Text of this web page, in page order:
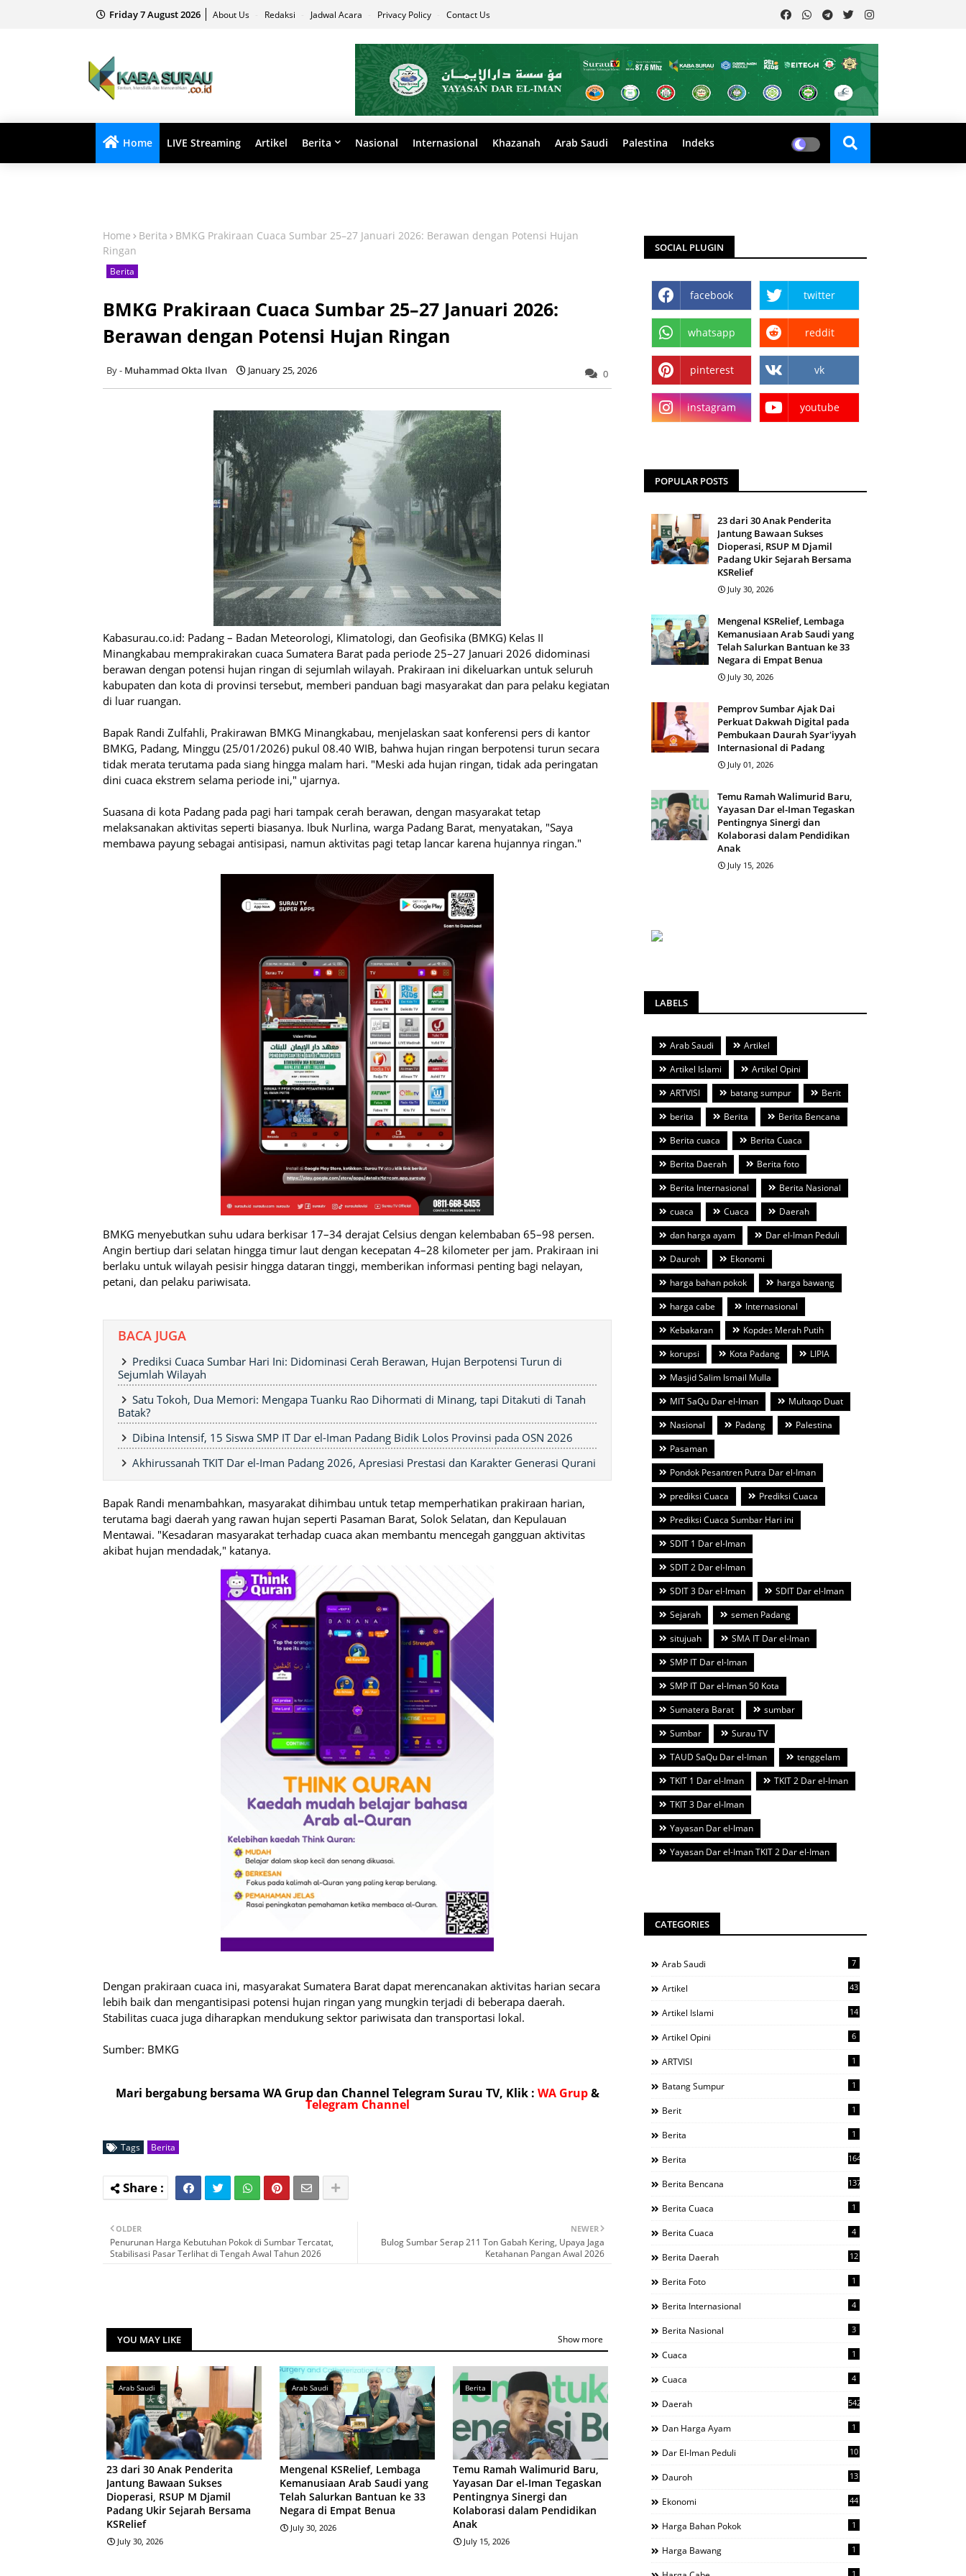
Friday 7 August 2026 About Us Redaksi Jadwal Acara Privacy Policy Contact Us
Home LIVE Streaming Artikel Berita Nasional Internasional Khazanah Arab Saudi Palestina Indeks
Home Berita
BMKG Prakiraan Cuaca Sumbar 25–27 Januari 2026: Berawan dengan Potensi Hujan
Ringan
Berita
BMKG Prakiraan Cuaca Sumbar 25–27 Januari 2026:
Berawan dengan Potensi Hujan Ringan
Muhammad Okta Ilvan January 25, 2026 0
Kabasurau.co.id: Padang – Badan Meteorologi, Klimatologi, dan Geofisika (BMKG) Kelas II
Minangkabau memprakirakan cuaca Sumatera Barat pada periode 25–27 Januari 2026 didominasi
berawan dengan potensi hujan ringan di sejumlah wilayah. Prakiraan ini dikeluarkan untuk seluruh
kabupaten dan kota di provinsi tersebut, memberi panduan bagi masyarakat dan para pelaku kegiatan
di luar ruangan.
Bapak Randi Zulfahli, Prakirawan BMKG Minangkabau, menjelaskan saat konferensi pers di kantor
BMKG, Padang, Minggu (25/01/2026) pukul 08.40 WIB, bahwa hujan ringan berpotensi turun secara
tidak merata terutama pada siang hingga malam hari. "Meski ada hujan ringan, tidak ada peringatan
dini cuaca ekstrem selama periode ini," ujarnya.
Suasana di kota Padang pada pagi hari tampak cerah berawan, dengan masyarakat tetap
melaksanakan aktivitas seperti biasanya. Ibuk Nurlina, warga Padang Barat, menyatakan, "Saya
membawa payung sebagai antisipasi, namun aktivitas pagi tetap lancar karena hujannya ringan."
BMKG menyebutkan suhu udara berkisar 17–34 derajat Celsius dengan kelembaban 65–98 persen.
Angin bertiup dari selatan hingga timur laut dengan kecepatan 4–28 kilometer per jam. Prakiraan ini
berlaku untuk wilayah pesisir hingga dataran tinggi, memberikan informasi penting bagi nelayan,
petani, dan pelaku pariwisata.
BACA JUGA
Prediksi Cuaca Sumbar Hari Ini: Didominasi Cerah Berawan, Hujan Berpotensi Turun di
Sejumlah Wilayah
Satu Tokoh, Dua Memori: Mengapa Tuanku Rao Dihormati di Minang, tapi Ditakuti di Tanah
Batak?
Dibina Intensif, 15 Siswa SMP IT Dar el-Iman Padang Bidik Lolos Provinsi pada OSN 2026
Akhirussanah TKIT Dar el-Iman Padang 2026, Apresiasi Prestasi dan Karakter Generasi Qurani
Bapak Randi menambahkan, masyarakat dihimbau untuk tetap memperhatikan prakiraan harian,
terutama bagi daerah yang rawan hujan seperti Pasaman Barat, Solok Selatan, dan Kepulauan
Mentawai. "Kesadaran masyarakat terhadap cuaca akan membantu mencegah gangguan aktivitas
akibat hujan mendadak," katanya.
Dengan prakiraan cuaca ini, masyarakat Sumatera Barat dapat merencanakan aktivitas harian secara
lebih baik dan mengantisipasi potensi hujan ringan yang mungkin terjadi di beberapa daerah.
Stabilitas cuaca juga diharapkan mendukung sektor pariwisata dan transportasi lokal.
Sumber: BMKG
Mari bergabung bersama WA Grup dan Channel Telegram Surau TV, Klik : WA Grup&
Telegram Channel
Tags Berita
NEWER
Bulog Sumbar Serap 211 Ton Gabah Kering, Upaya Jaga
Ketahanan Pangan Awal 2026
OLDER
Penurunan Harga Kebutuhan Pokok di Sumbar Tercatat,
Stabilisasi Pasar Terlihat di Tengah Awal Tahun 2026
YOU MAY LIKE Show more
Arab Saudi
23 dari 30 Anak Penderita
Jantung Bawaan Sukses
Dioperasi, RSUP M Djamil
Padang Ukir Sejarah Bersama
KSRelief
July 30, 2026
Arab Saudi
Mengenal KSRelief, Lembaga
Kemanusiaan Arab Saudi yang
Telah Salurkan Bantuan ke 33
Negara di Empat Benua
July 30, 2026
Berita
Temu Ramah Walimurid Baru,
Yayasan Dar el-Iman Tegaskan
Pentingnya Sinergi dan
Kolaborasi dalam Pendidikan
Anak
July 15, 2026
SOCIAL PLUGIN
facebook twitter
whatsapp reddit
pinterest vk
instagram youtube
POPULAR POSTS
23 dari 30 Anak Penderita
Jantung Bawaan Sukses
Dioperasi, RSUP M Djamil
Padang Ukir Sejarah Bersama
KSRelief
July 30, 2026
Mengenal KSRelief, Lembaga
Kemanusiaan Arab Saudi yang
Telah Salurkan Bantuan ke 33
Negara di Empat Benua
July 30, 2026
Pemprov Sumbar Ajak Dai
Perkuat Dakwah Digital pada
Pembukaan Daurah Syar'iyyah
Internasional di Padang
July 01, 2026
Temu Ramah Walimurid Baru,
Yayasan Dar el-Iman Tegaskan
Pentingnya Sinergi dan
Kolaborasi dalam Pendidikan
Anak
July 15, 2026
LABELS
Arab Saudi
Artikel
Artikel Islami
Artikel Opini
ARTVISI
batang sumpur
Berit
berita
Berita
Berita Bencana
Berita cuaca
Berita Cuaca
Berita Daerah
Berita foto
Berita Internasional
Berita Nasional
cuaca
Cuaca
Daerah
dan harga ayam
Dar el-Iman Peduli
Dauroh
Ekonomi
harga bahan pokok
harga bawang
harga cabe
Internasional
Kebakaran
Kopdes Merah Putih
korupsi
Kota Padang
LIPIA
Masjid Salim Ismail Mulla
MIT SaQu Dar el-Iman
Multaqo Duat
Nasional
Padang
Palestina
Pasaman
Pondok Pesantren Putra Dar el-Iman
prediksi Cuaca
Prediksi Cuaca
Prediksi Cuaca Sumbar Hari ini
SDIT 1 Dar el-Iman
SDIT 2 Dar el-Iman
SDIT 3 Dar el-Iman
SDIT Dar el-Iman
Sejarah
semen Padang
situjuah
SMA IT Dar el-Iman
SMP IT Dar el-Iman
SMP IT Dar el-Iman 50 Kota
Sumatera Barat
sumbar
Sumbar
Surau TV
TAUD SaQu Dar el-Iman
tenggelam
TKIT 1 Dar el-Iman
TKIT 2 Dar el-Iman
TKIT 3 Dar el-Iman
Yayasan Dar el-Iman
Yayasan Dar el-Iman TKIT 2 Dar el-Iman
CATEGORIES
Arab Saudi 7
Artikel 43
Artikel Islami 14
Artikel Opini 6
ARTVISI 1
Batang Sumpur 1
Berit 1
Berita 1
Berita 1644
Berita Bencana 137
Berita Cuaca 1
Berita Cuaca 4
Berita Daerah 12
Berita Foto 1
Berita Internasional 4
Berita Nasional 3
Cuaca 1
Cuaca 4
Daerah 542
Dan Harga Ayam 1
Dar El-Iman Peduli 10
Dauroh 13
Ekonomi 44
Harga Bahan Pokok 1
Harga Bawang 1
1